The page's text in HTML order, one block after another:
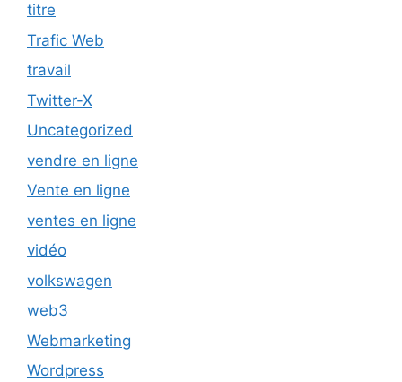
titre
Trafic Web
travail
Twitter-X
Uncategorized
vendre en ligne
Vente en ligne
ventes en ligne
vidéo
volkswagen
web3
Webmarketing
Wordpress